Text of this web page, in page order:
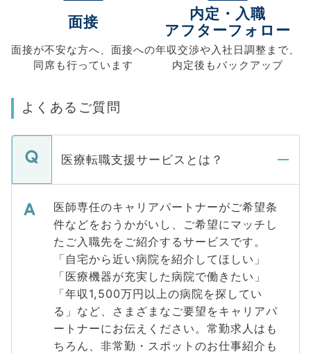
面接
面接が不安な方へ、 面接への
同席も行っています
内定・入職
アフターフォロー
年収交渉や入社日調整まで、
内定後もバックアップ
よくあるご質問
医療転職支援サービスとは？
医師専任のキャリアパートナーがご希望条
件などをおうかがいし、ご希望にマッチし
たご入職先をご紹介するサービスです。
「自宅から近い病院を紹介してほしい」
「医療機器が充実した病院で働きたい」
「年収1,500万円以上の病院を探してい
る」など、さまざまなご要望をキャリアパ
ートナーにお伝えください。常勤求人はも
ちろん、非常勤・スポットのお仕事紹介も